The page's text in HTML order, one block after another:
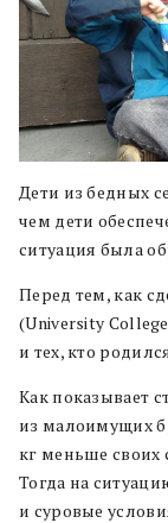
Дети из бедных
чем дети
ситуация была
Перед тем, как
(University
и тех, кто
Как показывает
из малоимущих
кг меньше своих
Тогда на
и суровые